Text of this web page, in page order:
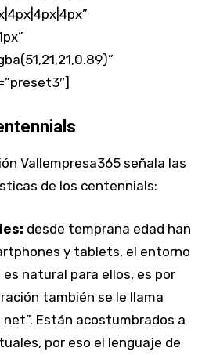
Vallempresa365 señala las
de los centennials:
desde temprana edad han
y tablets, el entorno
natural para ellos, es por
también se le llama
net”. Están acostumbrados a
por eso el lenguaje de